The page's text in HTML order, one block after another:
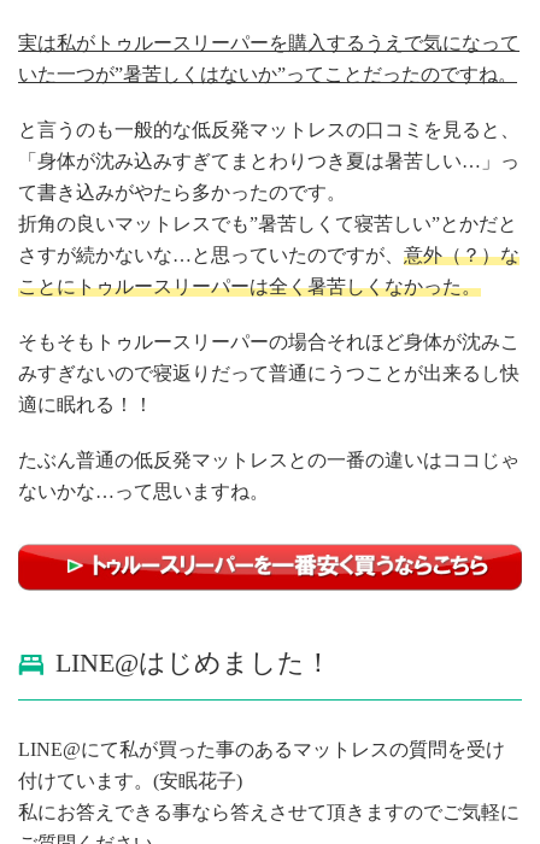
実は私がトゥルースリーパーを購入するうえで気になって
いた一つが”暑苦しくはないか”ってことだったのですね。
と言うのも一般的な低反発マットレスの口コミを見ると、
「身体が沈み込みすぎてまとわりつき夏は暑苦しい…」っ
て書き込みがやたら多かったのです。
折角の良いマットレスでも”暑苦しくて寝苦しい”とかだと
さすが続かないな…と思っていたのですが、 意外（？）な
ことにトゥルースリーパーは全く暑苦しくなかった。
そもそもトゥルースリーパーの場合それほど身体が沈みこ
みすぎないので寝返りだって普通にうつことが出来るし快
適に眠れる！！
たぶん普通の低反発マットレスとの一番の違いはココじゃ
ないかな…って思いますね。
LINE@はじめました！
LINE@にて私が買った事のあるマットレスの質問を受け
付けています。(安眠花子)
私にお答えできる事なら答えさせて頂きますのでご気軽に